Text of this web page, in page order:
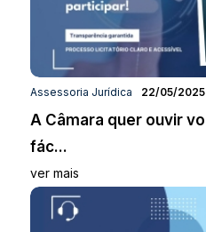
Assessoria Jurídica 22/05/2025
A Câmara quer ouvir
fác...
ver mais